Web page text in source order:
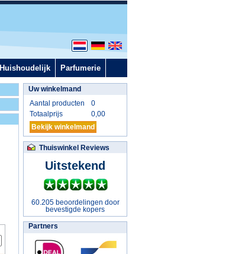
Huishoudelijk Parfumerie
Uw winkelmand
Aantal producten
0
Totaalprijs
0,00
Bekijk winkelmand
Thuiswinkel Reviews
Uitstekend
60.205 beoordelingen door
bevestigde kopers
Partners